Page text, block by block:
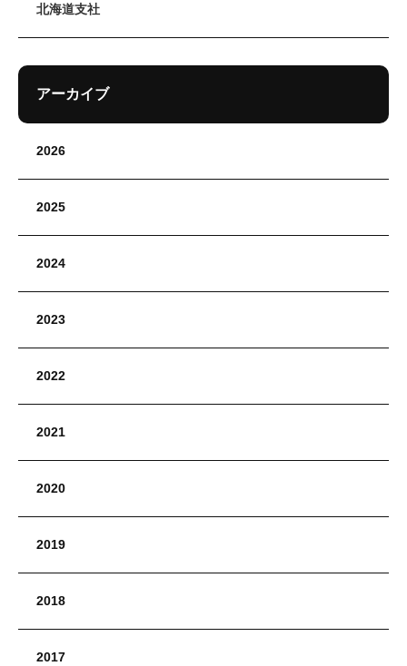
北海道支社
アーカイブ
2026
2025
2024
2023
2022
2021
2020
2019
2018
2017